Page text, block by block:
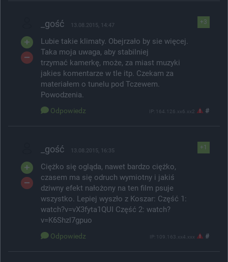
+3
_gość 13.08.2015, 14:47
Lubie takie klimaty. Obejrzało by sie więcej.
Taka moja uwaga, aby stabilniej
trzymać kamerkę, może, za miast muzyki
jakies komentarze w tle itp. Czekam za
materiałem o tunelu pod Tczewem.
Powodzenia.
Odpowiedz IP: 164.126.xx6.xx2 #
+1
_gość 13.08.2015, 16:35
Ciężko się ogląda, nawet bardzo ciężko,
czasem ma się odruch wymiotny i jakiś
dziwny efekt nałożony na ten film psuje
wszystko. Lepiej wyszło z Koszar: Część 1:
watch?v=vX3fyta1QUI Część 2: watch?
v=K6Shzl7gpuo
Odpowiedz IP: 109.163.xx4.xxx #